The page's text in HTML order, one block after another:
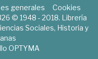
generales
Cookies
© 1948 - 2018. Librería
Sociales, Historia y
OPTYMA